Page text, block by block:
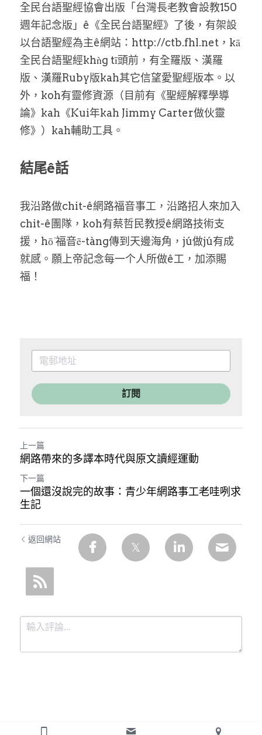
全民台語聖經協會出版「台灣長老教會設教150
週年記念版」ê《全民台語聖經》了後，有架設
以台語聖經為主ê網站：http://ctb.fhl.net，kā
全民台語聖經khǹg tī頭前，有全羅版、漢羅
版、漢羅Ruby版kah其它信望愛聖經版本。以
外，koh有靈修資源（目前有《聖經解釋學導
論》kah《Kui年kah Jimmy Carter做伙靈
修》）kah輔助工具。
結尾ê話
我沿路做chit-ê網路福音事工，沿路招人來加入
chit-ê團隊，koh有蔡哲民教授ê網路技術支
援，hō͘ 福音ē-tàng傳到天邊海角，jú做jú有成
就感。願上帝記念每一个人所做ê工，加添賜
福！
訂閱
上一篇
網路帶來的多譯本時代與原文讀經運動
下一篇
一個還沒說完的故事：青少年網路事工老哇咧求
生記
返回網站